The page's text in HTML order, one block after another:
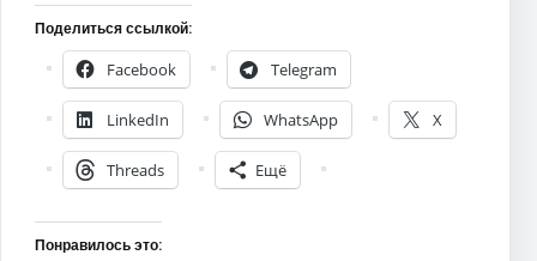
Поделиться ссылкой:
Facebook
Telegram
LinkedIn WhatsApp X
Threads Ещё
Понравилось это: